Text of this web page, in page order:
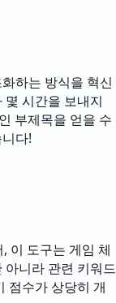
하는 방식을 혁신
시간을 보내지
부제목을 얻을 수
다!
이 도구는 게임 체
아니라 관련 키워드
점수가 상당히 개